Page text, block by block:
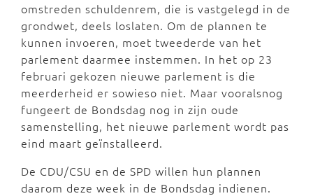
omstreden schuldenrem, die is vastgelegd in de
grondwet, deels loslaten. Om de plannen te
kunnen invoeren, moet tweederde van het
parlement daarmee instemmen. In het op 23
februari gekozen nieuwe parlement is die
meerderheid er sowieso niet. Maar vooralsnog
fungeert de Bondsdag nog in zijn oude
samenstelling, het nieuwe parlement wordt pas
eind maart geïnstalleerd.
De CDU/CSU en de SPD willen hun plannen
daarom deze week in de Bondsdag indienen.